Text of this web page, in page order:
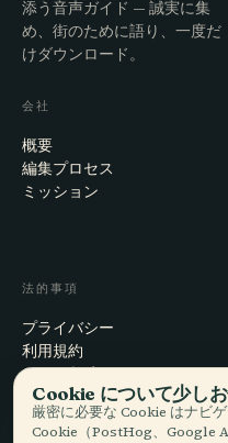
添う音声ガイド — 誠実に集
め、街のために語り、一度だ
けダウンロード。
会社
概要
編集プロセス
ミッション
法的事項
プライバシー
利用規約
Cookie設定
アカウント削除
Cookie について少しお
厳密に必要な Cookie はナビ
Cookie（PostHog、Google